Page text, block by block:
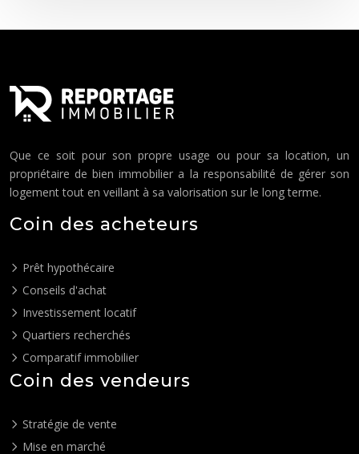
Que ce soit pour son propre usage ou pour sa location, un
propriétaire de bien immobilier a la responsabilité de gérer son
logement tout en veillant à sa valorisation sur le long terme.
Coin des acheteurs
Prêt hypothécaire
Conseils d'achat
Investissement locatif
Quartiers recherchés
Comparatif immobilier
Coin des vendeurs
Stratégie de vente
Mise en marché